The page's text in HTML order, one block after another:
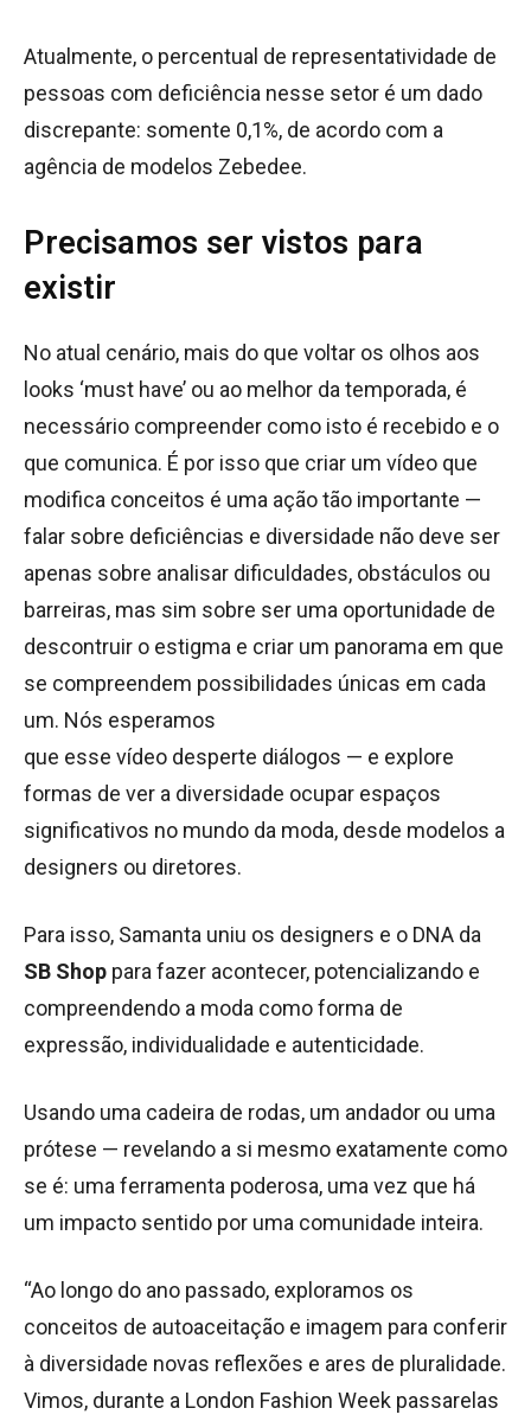
Atualmente, o percentual de representatividade de
pessoas com deficiência nesse setor é um dado
discrepante: somente 0,1%, de acordo com a
agência de modelos Zebedee.
Precisamos ser vistos para
existir
No atual cenário, mais do que voltar os olhos aos
looks ‘must have’ ou ao melhor da temporada, é
necessário compreender como isto é recebido e o
que comunica. É por isso que criar um vídeo que
modifica conceitos é uma ação tão importante —
falar sobre deficiências e diversidade não deve ser
apenas sobre analisar dificuldades, obstáculos ou
barreiras, mas sim sobre ser uma oportunidade de
descontruir o estigma e criar um panorama em que
se compreendem possibilidades únicas em cada
um. Nós esperamos
que esse vídeo desperte diálogos — e explore
formas de ver a diversidade ocupar espaços
significativos no mundo da moda, desde modelos a
designers ou diretores.
Para isso, Samanta uniu os designers e o DNA da
SB Shop para fazer acontecer, potencializando e
compreendendo a moda como forma de
expressão, individualidade e autenticidade.
Usando uma cadeira de rodas, um andador ou uma
prótese — revelando a si mesmo exatamente como
se é: uma ferramenta poderosa, uma vez que há
um impacto sentido por uma comunidade inteira.
“Ao longo do ano passado, exploramos os
conceitos de autoaceitação e imagem para conferir
à diversidade novas reflexões e ares de pluralidade.
Vimos, durante a London Fashion Week passarelas